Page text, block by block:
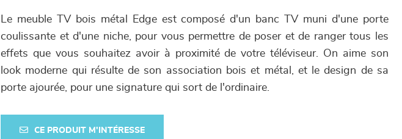
Le meuble TV bois métal Edge est composé d'un banc TV muni d'une porte
coulissante et d'une niche, pour vous permettre de poser et de ranger tous les
effets que vous souhaitez avoir à proximité de votre téléviseur. On aime son
look moderne qui résulte de son association bois et métal, et le design de sa
porte ajourée, pour une signature qui sort de l'ordinaire.
CE PRODUIT M'INTÉRESSE